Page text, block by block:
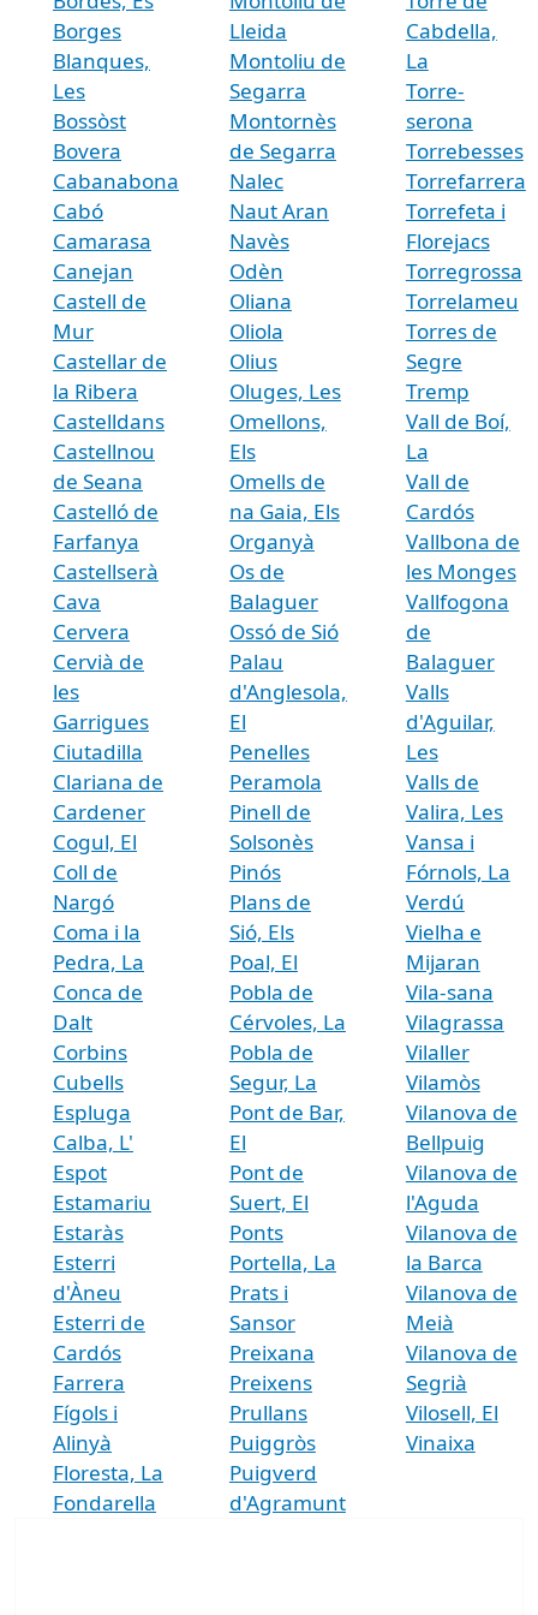
Borges
Blanques,
Les
Bossòst
Bovera
Cabanabona
Cabó
Camarasa
Canejan
Castell de
Mur
Castellar de
la Ribera
Castelldans
Castellnou
de Seana
Castelló de
Farfanya
Castellserà
Cava
Cervera
Cervià de
les
Garrigues
Ciutadilla
Clariana de
Cardener
Cogul, El
Coll de
Nargó
Coma i la
Pedra, La
Conca de
Dalt
Corbins
Cubells
Espluga
Calba, L'
Espot
Estamariu
Estaràs
Esterri
d'Àneu
Esterri de
Cardós
Farrera
Fígols i
Alinyà
Floresta, La
Fondarella
Lleida
Montoliu de
Segarra
Montornès
de Segarra
Nalec
Naut Aran
Navès
Odèn
Oliana
Oliola
Olius
Oluges, Les
Omellons,
Els
Omells de
na Gaia, Els
Organyà
Os de
Balaguer
Ossó de Sió
Palau
d'Anglesola,
El
Penelles
Peramola
Pinell de
Solsonès
Pinós
Plans de
Sió, Els
Poal, El
Pobla de
Cérvoles, La
Pobla de
Segur, La
Pont de Bar,
El
Pont de
Suert, El
Ponts
Portella, La
Prats i
Sansor
Preixana
Preixens
Prullans
Puiggròs
Puigverd
d'Agramunt
Cabdella,
La
Torre-
serona
Torrebesses
Torrefarrera
Torrefeta i
Florejacs
Torregrossa
Torrelameu
Torres de
Segre
Tremp
Vall de Boí,
La
Vall de
Cardós
Vallbona de
les Monges
Vallfogona
de
Balaguer
Valls
d'Aguilar,
Les
Valls de
Valira, Les
Vansa i
Fórnols, La
Verdú
Vielha e
Mijaran
Vila-sana
Vilagrassa
Vilaller
Vilamòs
Vilanova de
Bellpuig
Vilanova de
l'Aguda
Vilanova de
la Barca
Vilanova de
Meià
Vilanova de
Segrià
Vilosell, El
Vinaixa